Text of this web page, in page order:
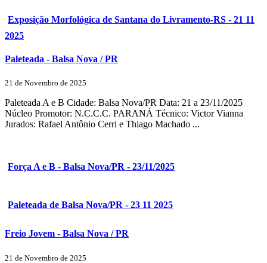
Exposição Morfológica de Santana do Livramento-RS - 21 11
2025
Paleteada - Balsa Nova / PR
21 de Novembro de 2025
Paleteada A e B Cidade: Balsa Nova/PR Data: 21 a 23/11/2025
Núcleo Promotor: N.C.C.C. PARANÁ Técnico: Victor Vianna
Jurados: Rafael Antônio Cerri e Thiago Machado ...
Força A e B - Balsa Nova/PR - 23/11/2025
Paleteada de Balsa Nova/PR - 23 11 2025
Freio Jovem - Balsa Nova / PR
21 de Novembro de 2025